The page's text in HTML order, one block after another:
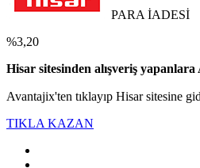
PARA İADESİ
%3,20
Hisar sitesinden alışveriş
Avantajix'ten tıklayıp Hisar sitesine
TIKLA KAZAN